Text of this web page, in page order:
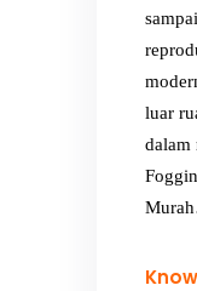
luar
dalam